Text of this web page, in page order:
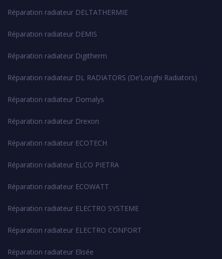
Réparation radiateur DELTATHERMIE
Réparation radiateur DEMIS
Réparation radiateur Digitherm
Réparation radiateur DL RADIATORS (De’Longhi Radiators)
Réparation radiateur Domalys
Réparation radiateur Drexon
Réparation radiateur ECOTECH
Réparation radiateur ELCO PIETRA
Réparation radiateur ECOWATT
Réparation radiateur ELECTRO SYSTEME
Réparation radiateur ELECTRO CONFORT
Réparation radiateur Elisée